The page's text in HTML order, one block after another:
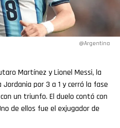
@Argentina
Martínez y Lionel Messi, la
por 3 a 1 y cerró la fase
con un triunfo. El duelo contó con
de ellos fue el exjugador de